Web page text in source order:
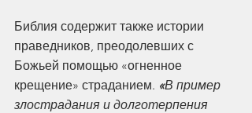
Библия содержит также истории
праведников, преодолевших с
Божьей помощью «огненное
крещение» страданием. «В пример
злострадания и долготерпения